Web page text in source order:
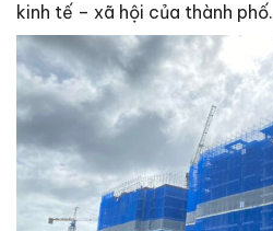
kinh tế – xã hội của thành phố.